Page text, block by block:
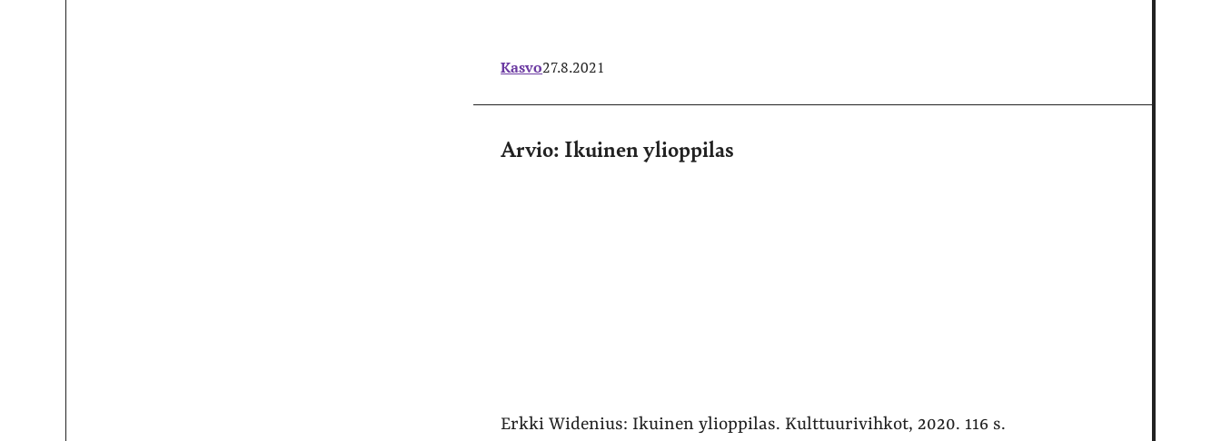
Kasvo27.8.2021
Arvio: Ikuinen ylioppilas
Erkki Widenius: Ikuinen ylioppilas. Kulttuurivihkot, 2020. 116 s.